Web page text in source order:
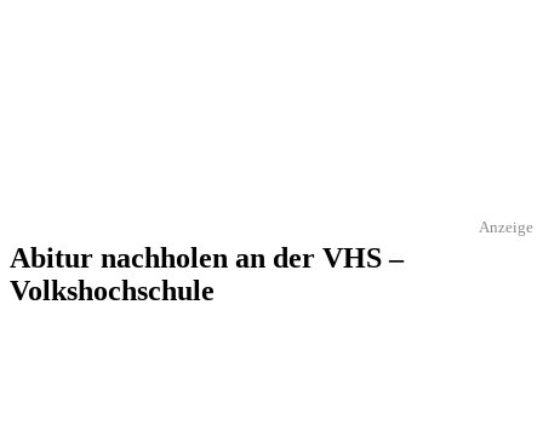
Anzeige
Abitur nachholen an der VHS –
Volkshochschule